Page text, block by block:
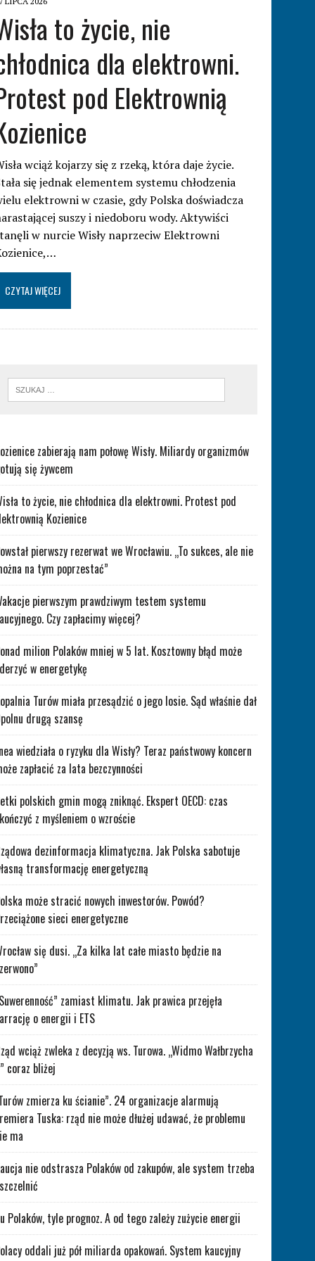
to życie, nie
dla elektrowni.
pod Elektrownią
wciąż kojarzy się z rzeką, która daje życie.
się jednak elementem systemu chłodzenia
elektrowni w czasie, gdy Polska doświadcza
suszy i niedoboru wody. Aktywiści
w nurcie Wisły naprzeciw Elektrowni
CZYTAJ WIĘCEJ
zabierają nam połowę Wisły. Miliardy organizmów
się żywcem
to życie, nie chłodnica dla elektrowni. Protest pod
Kozienice
pierwszy rezerwat we Wrocławiu. „To sukces, ale nie
na tym poprzestać”
pierwszym prawdziwym testem systemu
Czy zapłacimy więcej?
milion Polaków mniej w 5 lat. Kosztowny błąd może
w energetykę
Turów miała przesądzić o jego losie. Sąd właśnie dał
drugą szansę
wiedziała o ryzyku dla Wisły? Teraz państwowy koncern
zapłacić za lata bezczynności
polskich gmin mogą zniknąć. Ekspert OECD: czas
z myśleniem o wzroście
dezinformacja klimatyczna. Jak Polska sabotuje
transformację energetyczną
może stracić nowych inwestorów. Powód?
sieci energetyczne
się dusi. „Za kilka lat całe miasto będzie na
zamiast klimatu. Jak prawica przejęła
o energii i ETS
wciąż zwleka z decyzją ws. Turowa. „Widmo Wałbrzycha
coraz bliżej
zmierza ku ścianie”. 24 organizacje alarmują
Tuska: rząd nie może dłużej udawać, że problemu
ma
nie odstrasza Polaków od zakupów, ale system trzeba
Polaków, tyle prognoz. A od tego zależy zużycie energii
oddali już pół miliarda opakowań. System kaucyjny